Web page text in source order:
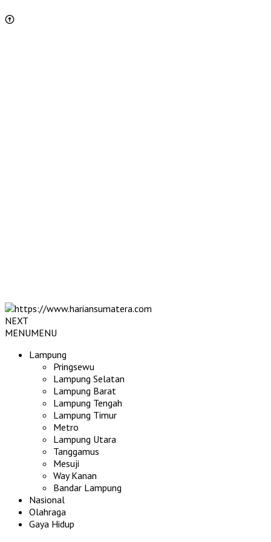
NEXT
MENUMENU
Lampung
Pringsewu
Lampung Selatan
Lampung Barat
Lampung Tengah
Lampung Timur
Metro
Lampung Utara
Tanggamus
Mesuji
Way Kanan
Bandar Lampung
Nasional
Olahraga
Gaya Hidup